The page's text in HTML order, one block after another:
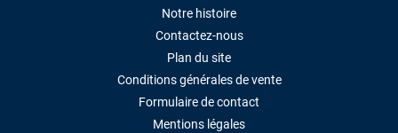
Notre histoire
Contactez-nous
Plan du site
Conditions générales de vente
Formulaire de contact
Mentions légales